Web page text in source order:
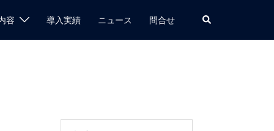
容 導入実績 ニュース 問合せ 検
索